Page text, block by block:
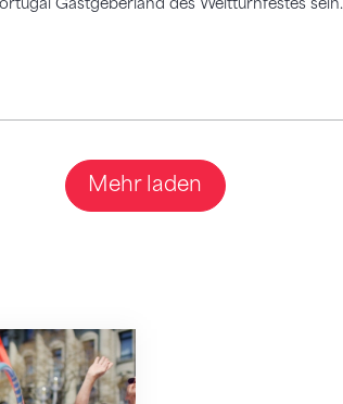
Mehr laden
in der Schweiz